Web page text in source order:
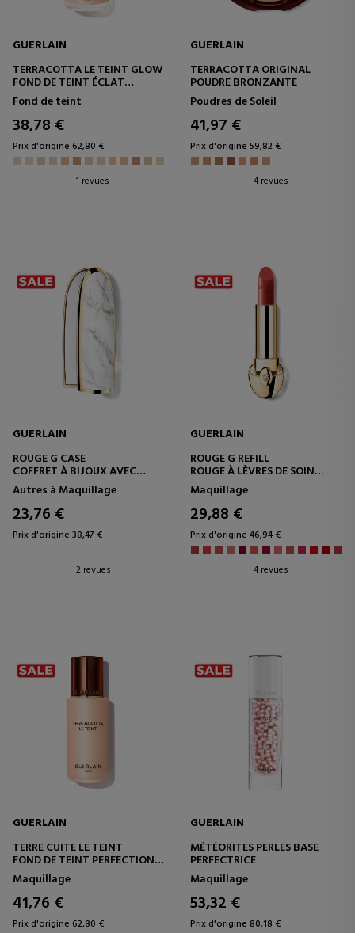
GUERLAIN
TERRACOTTA LE TEINT GLOW
FOND DE TEINT ÉCLAT
NATUREL LONGUE TENUE
Fond de teint
38,78 €
Prix d'origine 62,80 €
1 revues
GUERLAIN
TERRACOTTA ORIGINAL
POUDRE BRONZANTE
Poudres de Soleil
41,97 €
Prix d'origine 59,82 €
4 revues
GUERLAIN
ROUGE G CASE
COFFRET À BIJOUX AVEC
ROUGE À LÈVRES À DOUBLE
MIROIR
Autres à Maquillage
23,76 €
Prix d'origine 38,47 €
2 revues
GUERLAIN
ROUGE G REFILL
ROUGE À LÈVRES DE SOIN
RECHARGEABLE ET
PERSONNALISABLE
Maquillage
29,88 €
Prix d'origine 46,94 €
4 revues
GUERLAIN
TERRE CUITE LE TEINT
FOND DE TEINT PERFECTION
NATURELLE BON EFFET
VISAGE DURÉE 24H - SANS
TRANSFERT
Maquillage
41,76 €
Prix d'origine 62,80 €
GUERLAIN
MÉTÉORITES PERLES BASE
PERFECTRICE
Maquillage
53,32 €
Prix d'origine 80,18 €